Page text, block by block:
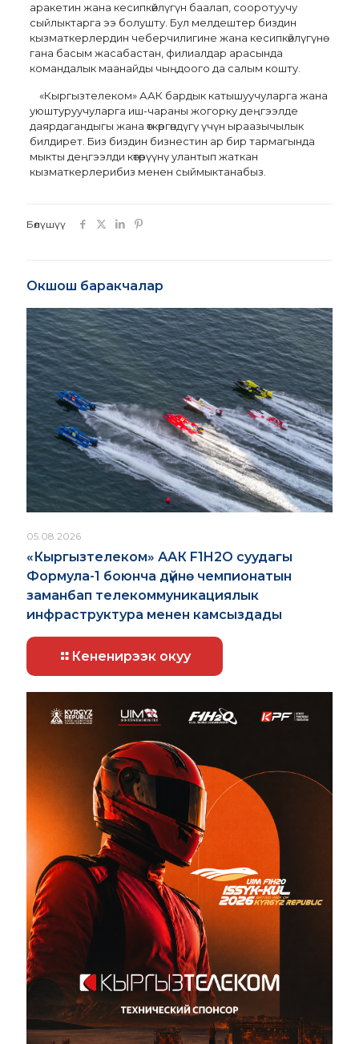
аракетин жана кесипкөйлүгүн баалап, сооротуучу
сыйлыктарга ээ болушту. Бул мелдештер биздин
кызматкерлердин чеберчилигине жана кесипкөйлүгүнө
гана басым жасабастан, филиалдар арасында
командалык маанайды чыңдоого да салым кошту.
«Кыргызтелеком» ААК бардык катышуучуларга жана
уюштуруучуларга иш-чараны жогорку деңгээлде
даярдагандыгы жана өткөргөндүгү үчүн ыраазычылык
билдирет. Биз биздин бизнестин ар бир тармагында
мыкты деңгээлди көтөрүүнү улантып жаткан
кызматкерлерибиз менен сыймыктанабыз.
Бөлүшүү
Окшош баракчалар
05.08.2026
«Кыргызтелеком» ААК F1H2O суудагы
Формула-1 боюнча дүйнө чемпионатын
заманбап телекоммуникациялык
инфраструктура менен камсыздады
Кененирээк окуу